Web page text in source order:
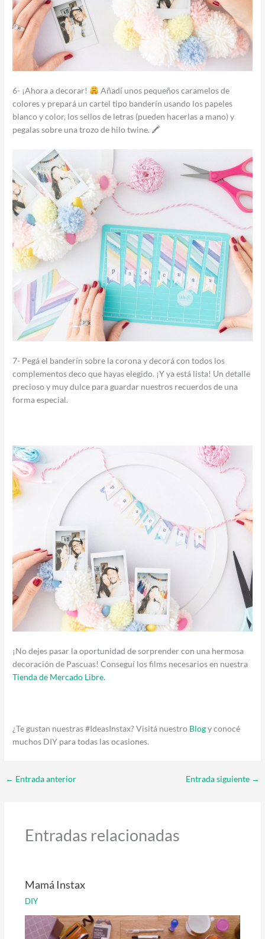
6- ¡Ahora a decorar!
Añadí unos pequeños caramelos de
colores y prepará un cartel tipo banderín usando los papeles
blanco y color, los sellos de letras (pueden hacerlas a mano) y
pegalas sobre una trozo de hilo twine. 🖍
7- Pegá el banderín sobre la corona y decorá con todos los
complementos deco que hayas elegido. ¡Y ya está lista! Un detalle
precioso y muy dulce para guardar nuestros recuerdos de una
forma especial.
¡No dejes pasar la oportunidad de sorprender con una hermosa
decoración de Pascuas! Conseguí los films necesarios en nuestra
Tienda de Mercado Libre.
¿Te gustan nuestras#IdeasInstax? Visitá nuestro Blogy conocé
muchos DIY para todas las ocasiones.
← Entrada anterior Entrada siguiente →
Entradas relacionadas
Mamá Instax
DIY